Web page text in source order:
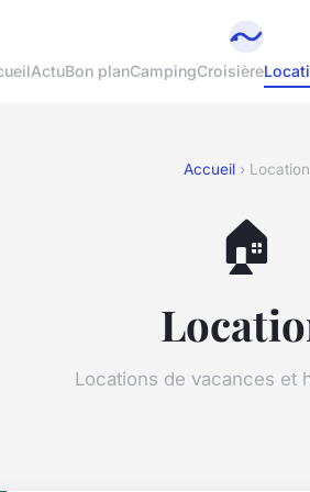
ActuBon planCampingCroisière
Accueil› Location
🏠
Locations de vacances et